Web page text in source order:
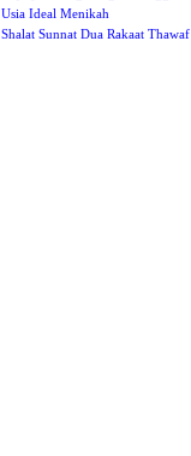
Usia Ideal Menikah
Shalat Sunnat Dua Rakaat